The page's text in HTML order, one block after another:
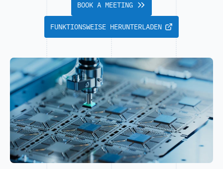
BOOK A MEETING
FUNKTIONSWEISE HERUNTERLADEN